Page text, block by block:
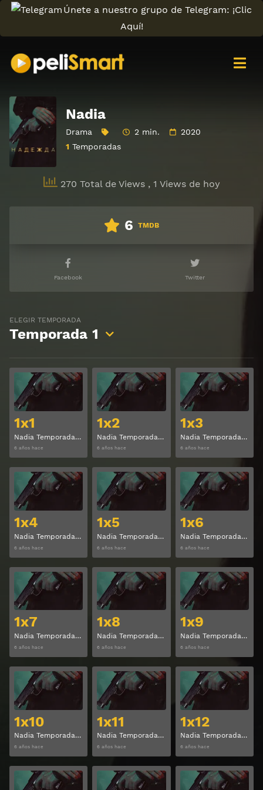
Únete a nuestro grupo de Telegram: ¡Clic
Aquí!
Nadia
Drama 2 min.
2020
1 Temporadas
270 Total de Views , 1 Views de hoy
6 TMDB
Facebook Twitter
ELEGIR TEMPORADA
Temporada 1
1x1
Nadia Temporada 1 Capitulo 1
6 años hace
Ver
1x2
Nadia Temporada 1 Capitulo 2
6 años hace
Ver
1x3
Nadia Temporada 1 Capitulo 3
6 años hace
1x4
Nadia Temporada 1 Capitulo 4
6 años hace
Ver
1x5
Nadia Temporada 1 Capitulo 5
6 años hace
Ver
1x6
Nadia Temporada 1 Capitulo 6
6 años hace
1x7
Nadia Temporada 1 Capitulo 7
6 años hace
Ver
1x8
Nadia Temporada 1 Capitulo 8
6 años hace
Ver
1x9
Nadia Temporada 1 Capitulo 9
6 años hace
1x10
Nadia Temporada 1 Capitulo 10
6 años hace
Ver
1x11
Nadia Temporada 1 Capitulo 11
6 años hace
Ver
1x12
Nadia Temporada 1 Capitulo 12
6 años hace
Ver Ver